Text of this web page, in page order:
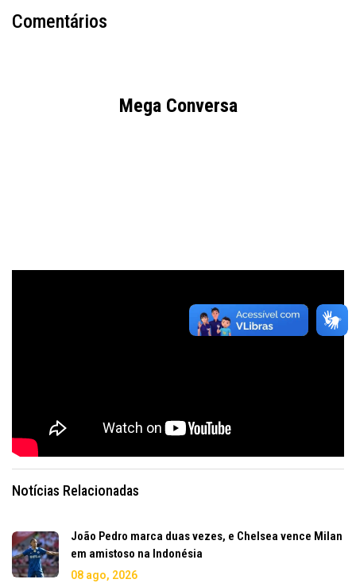
Comentários
Mega Conversa
Notícias Relacionadas
João Pedro marca duas vezes, e Chelsea vence Milan
em amistoso na Indonésia
08 ago, 2026